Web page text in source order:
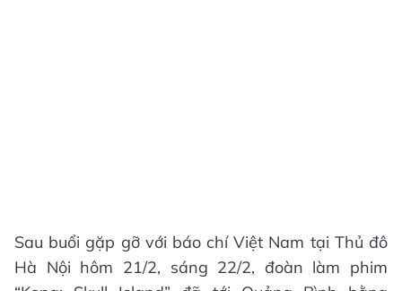
Sau buổi gặp gỡ với báo chí Việt Nam tại Thủ đô
Hà Nội hôm 21/2, sáng 22/2, đoàn làm phim